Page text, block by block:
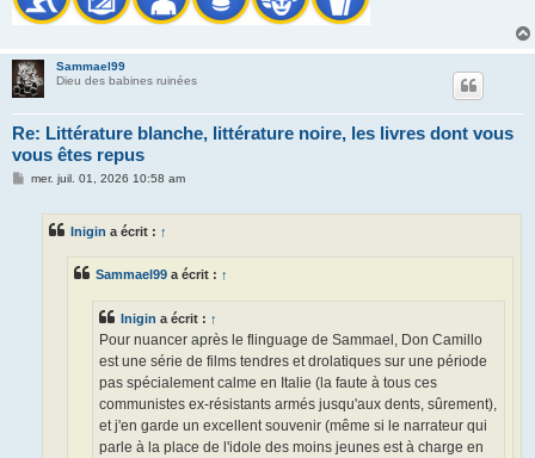
Sammael99
Dieu des babines ruinées
Re: Littérature blanche, littérature noire, les livres dont vous
vous êtes repus
Mmer. juil. 01, 2026 10:58 am
Inigin a écrit : ↑
Sammael99 a écrit : ↑
Inigin a écrit : ↑
Pour nuancer après le flinguage de Sammael, Don Camillo
est une série de films tendres et drolatiques sur une période
pas spécialement calme en Italie (la faute à tous ces
communistes ex-résistants armés jusqu'aux dents, sûrement),
et j'en garde un excellent souvenir (même si le narrateur qui
parle à la place de l'idole des moins jeunes est à charge en